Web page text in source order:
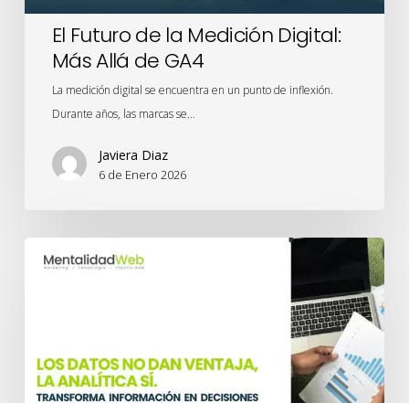
de
El Futuro de la Medición Digital:
Más Allá de GA4
La medición digital se encuentra en un punto de inflexión.
Durante años, las marcas se…
Javiera Diaz
6 de Enero 2026
digital:
que
no